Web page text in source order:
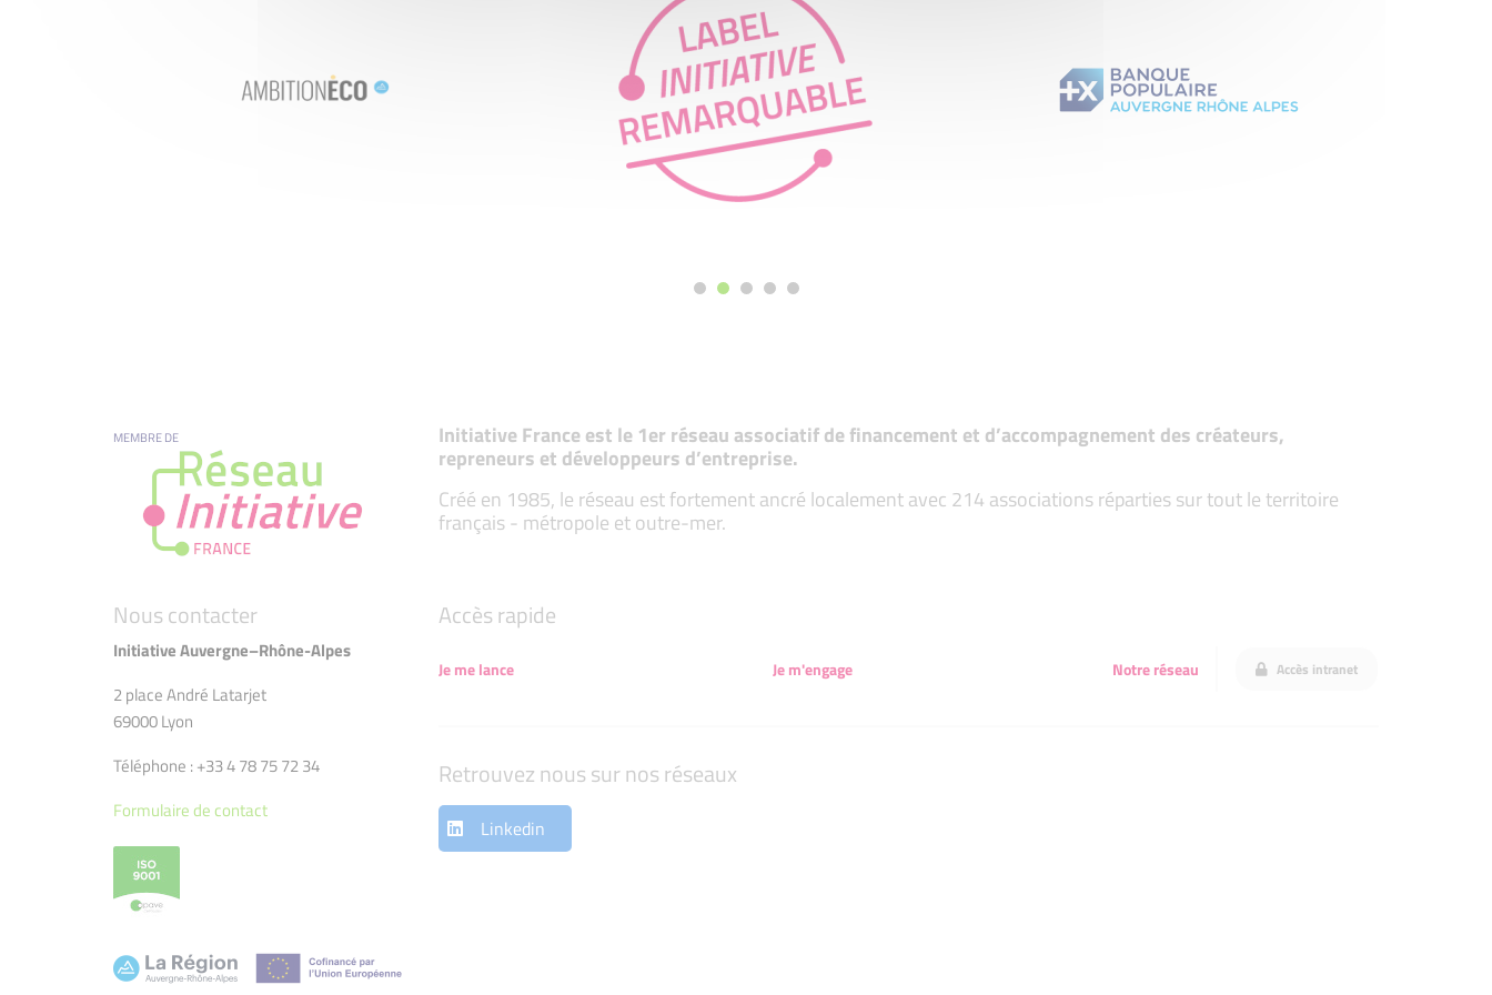
MEMBRE DE Initiative France est le 1er réseau associatif de financement et d’accompagnement des créateurs,
repreneurs et développeurs d’entreprise.
Créé en 1985, le réseau est fortement ancré localement avec 214 associations réparties sur tout le territoire
français - métropole et outre-mer.
Nous contacter
Initiative Auvergne–Rhône-Alpes
2 place André Latarjet
69000 Lyon
Téléphone : +33 4 78 75 72 34
Formulaire de contact
Accès rapide
Je me lance Je m'engage Notre réseau Accès intranet
Retrouvez nous sur nos réseaux
Linkedin